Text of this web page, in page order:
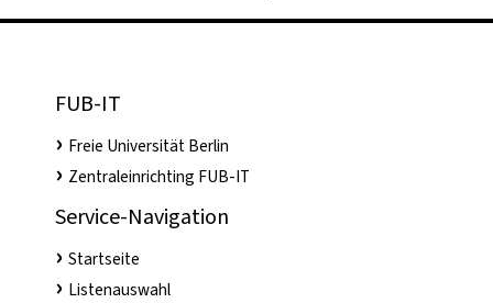
FUB-IT
Freie Universität Berlin
Zentraleinrichting FUB-IT
Service-Navigation
Startseite
Listenauswahl